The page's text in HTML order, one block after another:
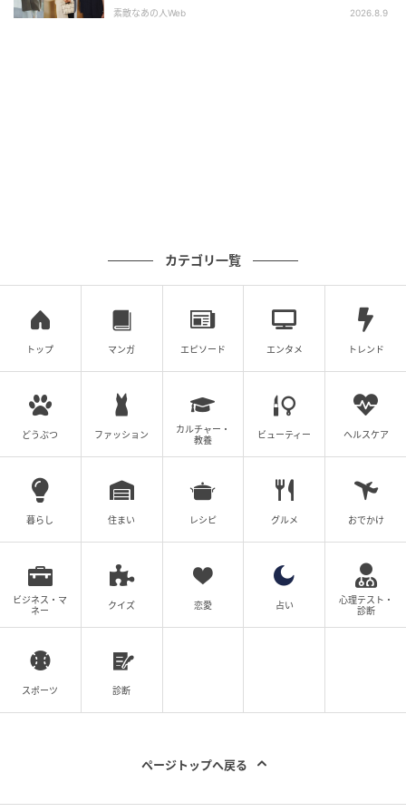
素敵なあの人Web 2026.8.9
カテゴリ一覧
トップ マンガ エピソード エンタメ トレンド
どうぶつ ファッション
カルチャー・
教養
ビューティー ヘルスケア
暮らし 住まい レシピ グルメ おでかけ
ビジネス・マ
ネー
クイズ 恋愛 占い
心理テスト・
診断
スポーツ 診断
ページトップへ戻る